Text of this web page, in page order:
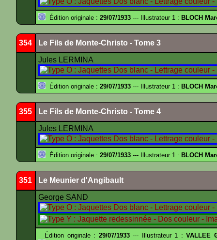
Édition originale : 29/07/1933 --- Illustrateur 1 : BLOCH
354 Le Fils de Monte-Christo - Tome 3
Jules LERMINA
Édition originale : 29/07/1933 --- Illustrateur 1 : BLOCH
355 Le Fils de Monte-Christo - Tome 4
Jules LERMINA
Édition originale : 29/07/1933 --- Illustrateur 1 : BLOCH
351 Le Meunier d'Angibault
George SAND
Édition originale : 29/07/1933--- Illustrateur 1 :VALLEE